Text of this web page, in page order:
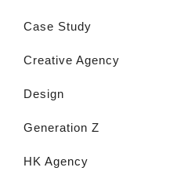
Case Study
Creative Agency
Design
Generation Z
HK Agency